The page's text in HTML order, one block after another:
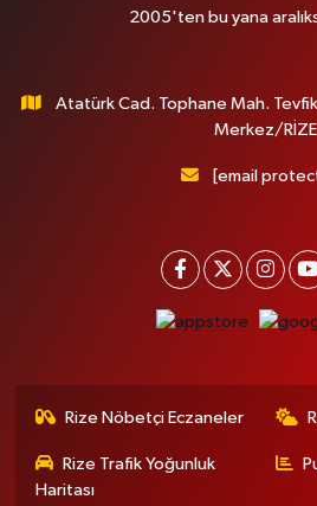
2005'ten bu yana
Atatürk Cad. Tophane Mah. Tevfik
Merkez/RİZE
[email
Rize Nöbetçi Eczaneler
Rize Trafik Yoğunluk
Haritası